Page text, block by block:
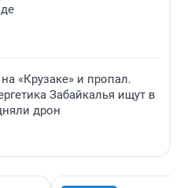
«Крузаке» и пропал.
Забайкалья ищут в
дрон